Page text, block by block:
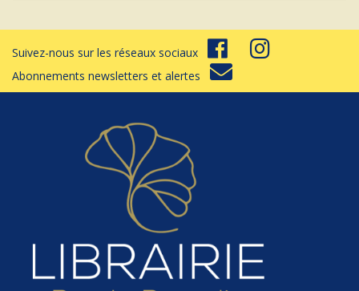
Suivez-nous sur les réseaux sociaux
Abonnements newsletters et alertes